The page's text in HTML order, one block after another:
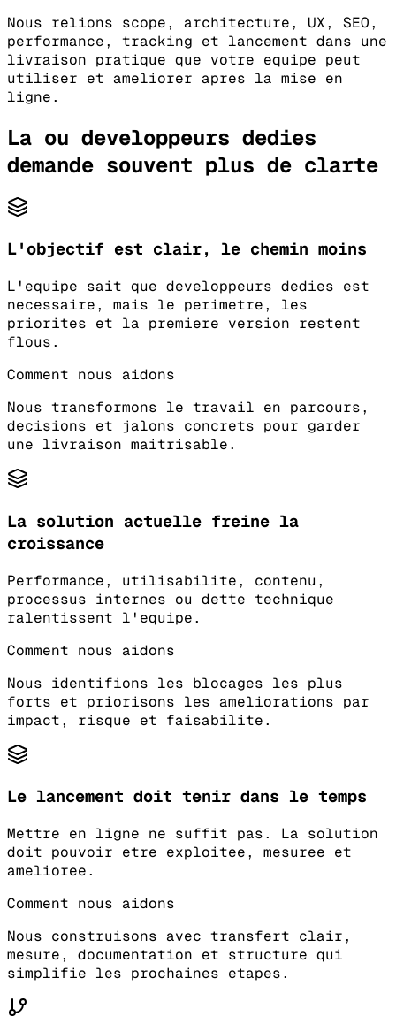
Nous relions scope, architecture, UX, SEO,
performance, tracking et lancement dans une
livraison pratique que votre equipe peut
utiliser et ameliorer apres la mise en
ligne.
La ou developpeurs dedies
demande souvent plus de clarte
L'objectif est clair, le chemin moins
L'equipe sait que developpeurs dedies est
necessaire, mais le perimetre, les
priorites et la premiere version restent
flous.
Comment nous aidons
Nous transformons le travail en parcours,
decisions et jalons concrets pour garder
une livraison maitrisable.
La solution actuelle freine la
croissance
Performance, utilisabilite, contenu,
processus internes ou dette technique
ralentissent l'equipe.
Comment nous aidons
Nous identifions les blocages les plus
forts et priorisons les ameliorations par
impact, risque et faisabilite.
Le lancement doit tenir dans le temps
Mettre en ligne ne suffit pas. La solution
doit pouvoir etre exploitee, mesuree et
amelioree.
Comment nous aidons
Nous construisons avec transfert clair,
mesure, documentation et structure qui
simplifie les prochaines etapes.